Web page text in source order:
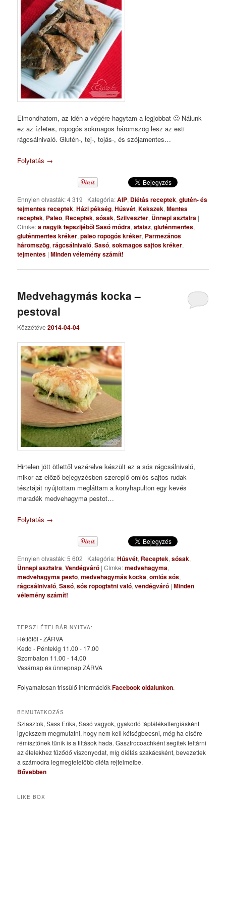
Elmondhatom, az idén a végére hagytam a legjobbat 🙂 Nálunk
ez az ízletes, ropogós sokmagos háromszög lesz az esti
rágcsálnivaló. Glutén-, tej-, tojás-, és szójamentes…
Folytatás →
Ennyien olvasták: 4 319 | Kategória:AIP, Diétás receptek,glutén- és
tejmentes receptek,Házi pékség,Húsvét,Kekszek,Mentes
receptek, Paleo, Receptek,sósak,Szilveszter, Ünnepi asztalra |
Címke:a nagyik tepszijéből Sasó módra,ataisz,gluténmentes,
gluténmentes kréker,paleo ropogós kréker, Parmezános
háromszög,rágcsálnivaló,Sasó,sokmagos sajtos kréker,
tejmentes |Minden vélemény számít!
Medvehagymás kocka –
pestoval
Közzétéve2014-04-04
Hirtelen jött ötlettől vezérelve készült ez a sós rágcsálnivaló,
mikor az előző bejegyzésben szereplő omlós sajtos rudak
tésztáját nyújtottam megláttam a konyhapulton egy kevés
maradék medvehagyma pestot…
Folytatás →
Ennyien olvasták: 5 602 | Kategória:Húsvét, Receptek,sósak,
Ünnepi asztalra,Vendégváró |Címke:medvehagyma,
medvehagyma pesto,medvehagymás kocka,omlós sós,
rágcsálnivaló,Sasó,sós ropogtatni való,vendégváró |Minden
vélemény számít!
TEPSZI ÉTELBÁR NYITVA:
Hétfőtől - ZÁRVA
Kedd - Péntekig 11.00 - 17.00
Szombaton 11.00 - 14.00
Vasárnap és ünnepnap ZÁRVA
Folyamatosan frissülő információkFacebook oldalunkon.
BEMUTATKOZÁS
Sziasztok, Sass Erika, Sasó vagyok, gyakorló táplálékallergiásként
igyekszem megmutatni, hogy nem kell kétségbeesni, még ha elsőre
rémisztőnek tűnik is a tiltások hada. Gasztrocoachként segítek feltárni
az ételekhez fűződő viszonyodat, míg diétás szakácsként, bevezetlek
a számodra legmegfelelőbb diéta rejtelmeibe.
Bővebben
LIKE BOX